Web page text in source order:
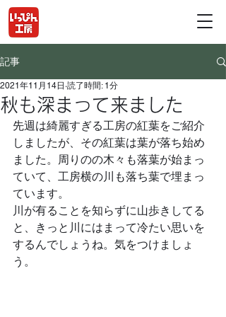
記事
秋も深まって来ました
2021年11月14日 読了時間: 1分
先週は綺麗すぎる工房の紅葉をご紹介
しましたが、その紅葉は葉が落ち始め
ました。周りのの木々も落葉が始まっ
ていて、工房横の川も落ち葉で埋まっ
ています。
川が有ることを知らずに山歩きしてる
と、きっと川にはまって冷たい思いを
するんでしょうね。気をつけましょ
う。